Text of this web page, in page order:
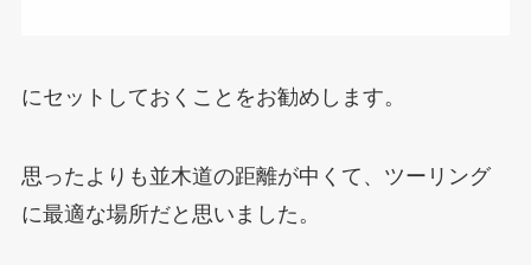
にセットしておくことをお勧めします。
思ったよりも並木道の距離が中くて、ツーリング
に最適な場所だと思いました。